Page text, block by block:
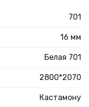
701
16 мм
Белая 701
2800*2070
Кастамону